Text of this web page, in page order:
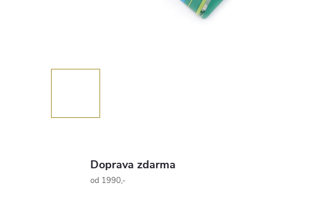
Doprava zdarma
od 1990,-